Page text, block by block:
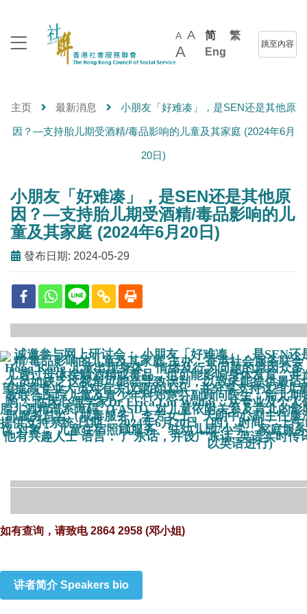
A A
A
简
繁
Eng
跳至內容
主页 最新消息 小朋友「好难凑」，是SEN还是其他原
因？—支持胎儿期受酒精/毒品影响的儿童及其家庭 (2024年6月
20日)
小朋友「好难凑」，是SEN还是其他原
因？—支持胎儿期受酒精/毒品影响的儿
童及其家庭 (2024年6月20日)
發布日期: 2024-05-29
如有查询，请致电 2864 2958 (邓小姐)
讲者简介 Speakers bio